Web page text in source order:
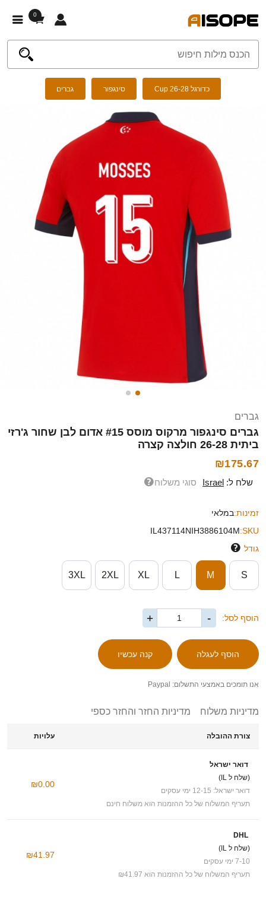
0
כדורגל Cup 26-28 סינגפור גברים
גברים
גברים סינגפור מרקוס מוסס #15 אדום לבן שחור ג'רזי
ביתית 26-28 חולצה קצרה
₪175.67
שלח ל: Israel סוגי משלוח
זמינות:במלאי
SKU:
IL437114NIH3886104M
גודל
S
M
L
XL
2XL
3XL
הוסף לסל: -
+
אנו תומכים באמצעי התשלום: Paypal
מדיניות משלוח מדיניות החזר והחזר כספי
צורת ההובלה עלויות
דואר ישראל
(שלח ל IL)
דואר ישראל: 12-15 ימי עסקים
תעריף המשלוח של כל ההזמנות הוא משלוח חינם
₪0.00
DHL
(שלח ל IL)
7-10 ימי עסקים
תעריף המשלוח של כל ההזמנות הוא ₪41.97
₪41.97